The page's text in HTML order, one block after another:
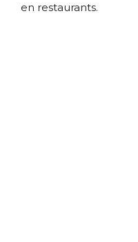
en restaurants.